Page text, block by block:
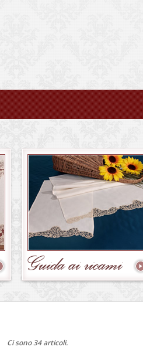
Guidaairicami
Ci sono 34 articoli.